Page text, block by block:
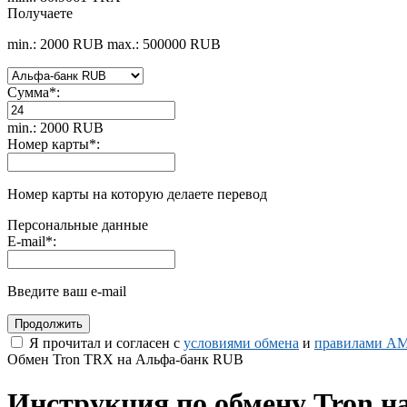
Получаете
min.: 2000 RUB max.: 500000 RUB
Сумма*:
min.: 2000 RUB
Номер карты*:
Номер карты на которую делаете перевод
Персональные данные
E-mail*:
Введите ваш e-mail
Я прочитал и согласен с условиями обмена и правилами
Обмен Tron TRX на Альфа-банк RUB